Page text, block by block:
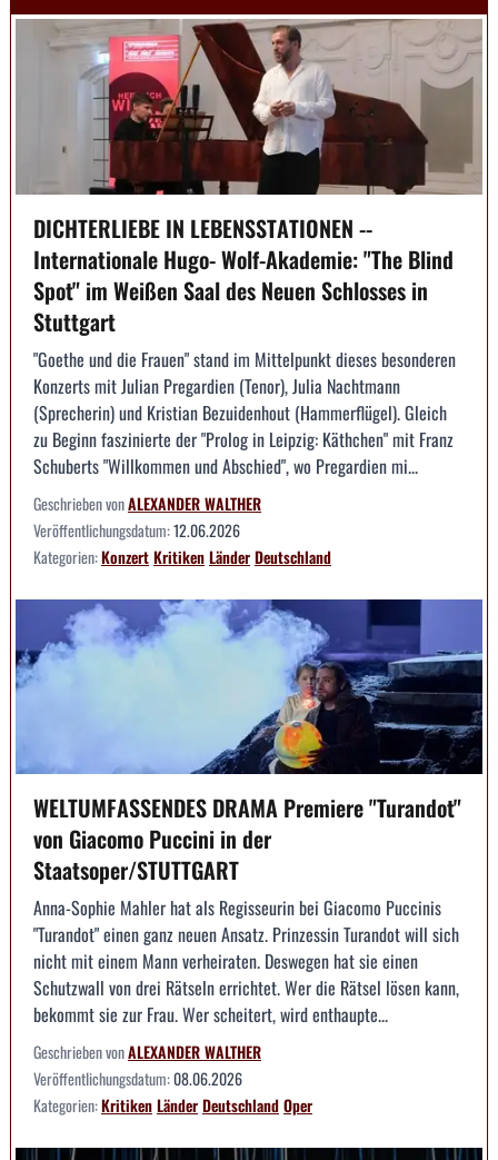
DICHTERLIEBE IN LEBENSSTATIONEN --
Internationale Hugo- Wolf-Akademie: "The Blind
Spot" im Weißen Saal des Neuen Schlosses in
Stuttgart
"Goethe und die Frauen" stand im Mittelpunkt dieses besonderen
Konzerts mit Julian Pregardien (Tenor), Julia Nachtmann
(Sprecherin) und Kristian Bezuidenhout (Hammerflügel). Gleich
zu Beginn faszinierte der "Prolog in Leipzig: Käthchen" mit Franz
Schuberts "Willkommen und Abschied", wo Pregardien mi...
Geschrieben vonALEXANDER WALTHER
Veröffentlichungsdatum:12.06.2026
Kategorien:KonzertKritikenLänderDeutschland
WELTUMFASSENDES DRAMA Premiere "Turandot"
von Giacomo Puccini in der
Staatsoper/STUTTGART
Anna-Sophie Mahler hat als Regisseurin bei Giacomo Puccinis
"Turandot" einen ganz neuen Ansatz. Prinzessin Turandot will sich
nicht mit einem Mann verheiraten. Deswegen hat sie einen
Schutzwall von drei Rätseln errichtet. Wer die Rätsel lösen kann,
bekommt sie zur Frau. Wer scheitert, wird enthaupte...
Geschrieben vonALEXANDER WALTHER
Veröffentlichungsdatum:08.06.2026
Kategorien:KritikenLänderDeutschlandOper